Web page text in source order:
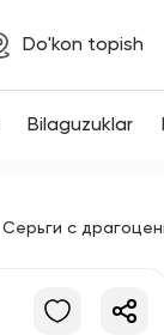
Do'kon topish
Bilaguzuklar
Серьги с